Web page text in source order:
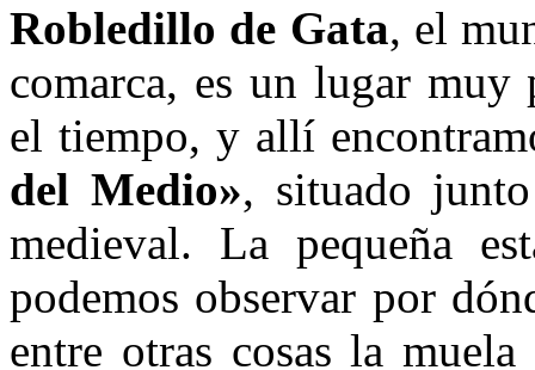
Robledillo de Gata, el
comarca, es un lugar muy
el tiempo, y allí
del Medio», situado
medieval. La pequeña
podemos observar por
entre otras cosas la